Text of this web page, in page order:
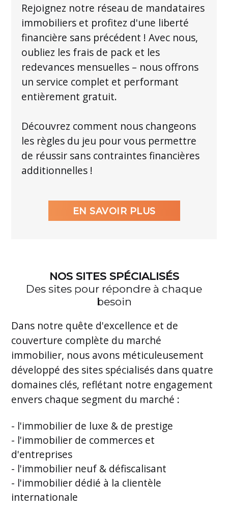
Rejoignez notre réseau de mandataires
immobiliers et profitez d'une liberté
financière sans précédent ! Avec nous,
oubliez les frais de pack et les
redevances mensuelles – nous offrons
un service complet et performant
entièrement gratuit.
Découvrez comment nous changeons
les règles du jeu pour vous permettre
de réussir sans contraintes financières
additionnelles !
EN SAVOIR PLUS
NOS SITES SPÉCIALISÉS
Des sites pour répondre à chaque
besoin
Dans notre quête d'excellence et de
couverture complète du marché
immobilier, nous avons méticuleusement
développé des sites spécialisés dans quatre
domaines clés, reflétant notre engagement
envers chaque segment du marché :
- l'immobilier de luxe & de prestige
- l'immobilier de commerces et
d'entreprises
- l'immobilier neuf & défiscalisant
- l'immobilier dédié à la clientèle
internationale